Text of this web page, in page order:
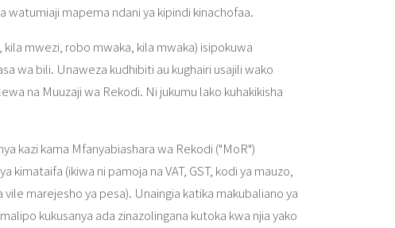
watumiaji mapema ndani ya kipindi kinachofaa.
mwezi, robo mwaka, kila mwaka) isipokuwa
wa bili. Unaweza kudhibiti au kughairi usajili wako
na Muuzaji wa Rekodi. Ni jukumu lako kuhakikisha
kazi kama Mfanyabiashara wa Rekodi ("MoR")
(ikiwa ni pamoja na VAT, GST, kodi ya mauzo,
marejesho ya pesa). Unaingia katika makubaliano ya
kukusanya ada zinazolingana kutoka kwa njia yako